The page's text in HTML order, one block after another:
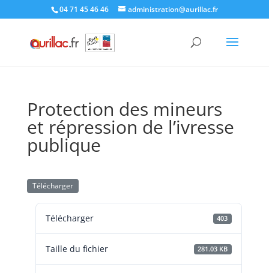
04 71 45 46 46 administration@aurillac.fr
Protection des mineurs
et répression de l’ivresse
publique
Télécharger
Télécharger 403
Taille du fichier 281.03 KB